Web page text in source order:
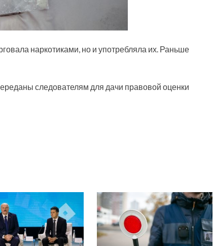
наркотиками, но и употребляла их. Раньше
следователям для дачи правовой оценки